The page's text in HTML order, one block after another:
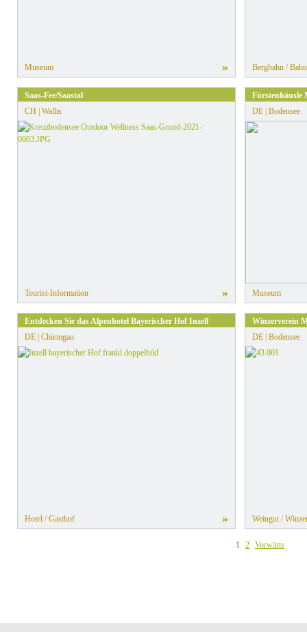
Museum » Bergbahn / Bahn
Saas-Fee/Saastal
CH | Wallis
Tourist-Information »
Fürstenhäusle
DE | Bodensee
Museum
Entdecken Sie das Alpenhotel Bayerischer Hof Inzell
DE | Chiemgau
Hotel / Gasthof »
Winzerverein
DE | Bodensee
Weingut /
1 2 Vorwärts